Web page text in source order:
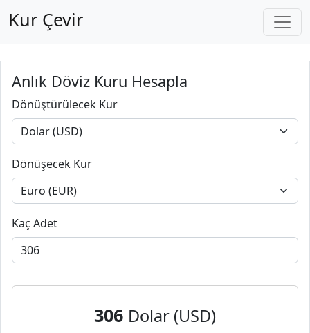
Kur Çevir
Anlık Döviz Kuru Hesapla
Dönüştürülecek Kur
Dönüşecek Kur
Kaç Adet
306 Dolar (USD)